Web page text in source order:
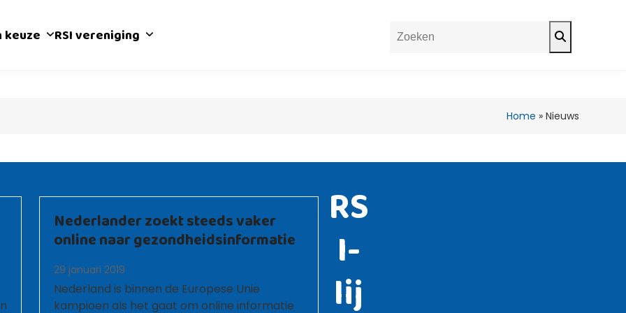
keuze RSI vereniging Search
Home » Nieuws
Nederlander zoekt steeds vaker
online naar gezondheidsinformatie
29 januari 2019
Nederland is binnen de Europese Unie
kampioen als het gaat om online informatie
RS
I-
lij